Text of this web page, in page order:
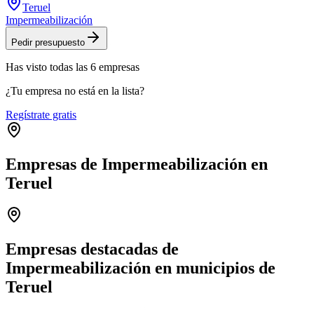
Teruel
Impermeabilización
Pedir presupuesto
Has visto todas las 6 empresas
¿Tu empresa no está en la lista?
Regístrate gratis
Empresas de Impermeabilización en
Teruel
−
Empresas destacadas de
Impermeabilización en municipios de
Teruel